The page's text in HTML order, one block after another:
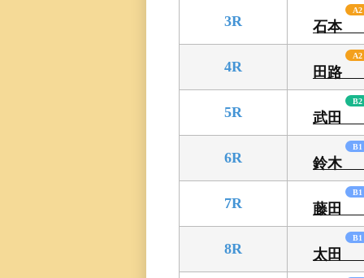
進入コース別選手成
今節の進入コース
決まり手
3R
A2
石本
4R
A2
田路
5R
B2
武田
6R
B1
鈴木
7R
B1
藤田
8R
B1
太